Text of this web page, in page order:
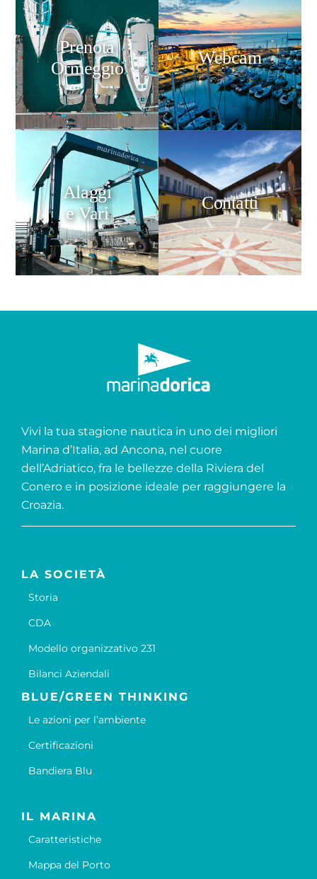
Prenota
Ormeggio
Webcam
Alaggi
e Vari
Contatti
Vivi la tua stagione nautica in uno dei migliori
Marina d’Italia, ad Ancona, nel cuore
dell’Adriatico, fra le bellezze della Riviera del
Conero e in posizione ideale per raggiungere la
Croazia.
LA SOCIETÀ
Storia
CDA
Modello organizzativo 231
Bilanci Aziendali
BLUE/GREEN THINKING
Le azioni per l’ambiente
Certificazioni
Bandiera Blu
IL MARINA
Caratteristiche
Mappa del Porto